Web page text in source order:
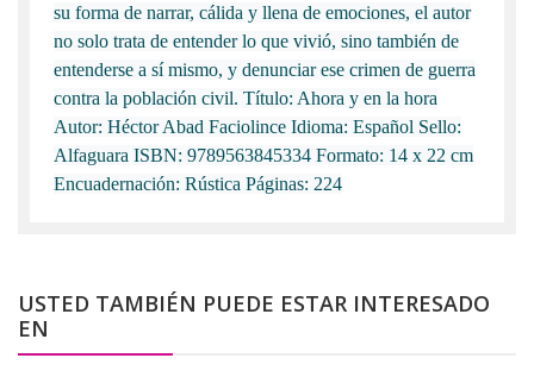
su forma de narrar, cálida y llena de emociones, el autor
no solo trata de entender lo que vivió, sino también de
entenderse a sí mismo, y denunciar ese crimen de guerra
contra la población civil. Título: Ahora y en la hora
Autor: Héctor Abad Faciolince Idioma: Español Sello:
Alfaguara ISBN: 9789563845334 Formato: 14 x 22 cm
Encuadernación: Rústica Páginas: 224
USTED TAMBIÉN PUEDE ESTAR INTERESADO
EN